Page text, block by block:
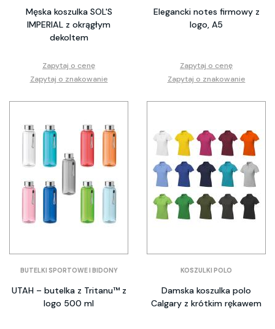
Męska koszulka SOL'S
IMPERIAL z okrągłym
dekoltem
Zapytaj o cenę
Zapytaj o znakowanie
Elegancki notes firmowy z
logo, A5
Zapytaj o cenę
Zapytaj o znakowanie
BUTELKI SPORTOWE I BIDONY
UTAH – butelka z Tritanu™ z
logo 500 ml
KOSZULKI POLO
Damska koszulka polo
Calgary z krótkim rękawem